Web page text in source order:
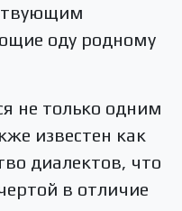
оду родному
не только одним
известен как
диалектов, что
в отличие